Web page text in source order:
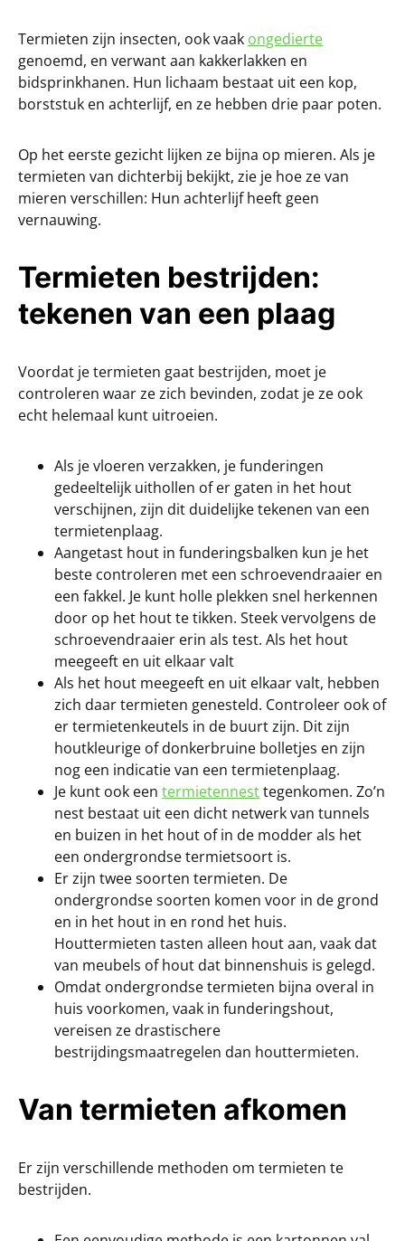
Termieten zijn insecten, ook vaak ongedierte
genoemd, en verwant aan kakkerlakken en
bidsprinkhanen. Hun lichaam bestaat uit een kop,
borststuk en achterlijf, en ze hebben drie paar poten.
Op het eerste gezicht lijken ze bijna op mieren. Als je
termieten van dichterbij bekijkt, zie je hoe ze van
mieren verschillen: Hun achterlijf heeft geen
vernauwing.
Termieten bestrijden:
tekenen van een plaag
Voordat je termieten gaat bestrijden, moet je
controleren waar ze zich bevinden, zodat je ze ook
echt helemaal kunt uitroeien.
Als je vloeren verzakken, je funderingen
gedeeltelijk uithollen of er gaten in het hout
verschijnen, zijn dit duidelijke tekenen van een
termietenplaag.
Aangetast hout in funderingsbalken kun je het
beste controleren met een schroevendraaier en
een fakkel. Je kunt holle plekken snel herkennen
door op het hout te tikken. Steek vervolgens de
schroevendraaier erin als test. Als het hout
meegeeft en uit elkaar valt
Als het hout meegeeft en uit elkaar valt, hebben
zich daar termieten genesteld. Controleer ook of
er termietenkeutels in de buurt zijn. Dit zijn
houtkleurige of donkerbruine bolletjes en zijn
nog een indicatie van een termietenplaag.
Je kunt ook een termietennesttegenkomen. Zo’n
nest bestaat uit een dicht netwerk van tunnels
en buizen in het hout of in de modder als het
een ondergrondse termietsoort is.
Er zijn twee soorten termieten. De
ondergrondse soorten komen voor in de grond
en in het hout in en rond het huis.
Houttermieten tasten alleen hout aan, vaak dat
van meubels of hout dat binnenshuis is gelegd.
Omdat ondergrondse termieten bijna overal in
huis voorkomen, vaak in funderingshout,
vereisen ze drastischere
bestrijdingsmaatregelen dan houttermieten.
Van termieten afkomen
Er zijn verschillende methoden om termieten te
bestrijden.